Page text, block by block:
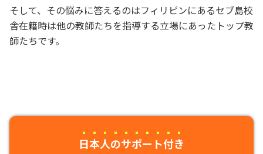
そして、その悩みに答えるのはフィリピンにあるセブ島校
舎在籍時は他の教師たちを指導する立場にあったトップ教
師たちです。
日本人のサポート付き